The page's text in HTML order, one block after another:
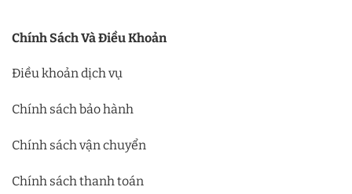
Chính Sách Và Điều Khoản
Điều khoản dịch vụ
Chính sách bảo hành
Chính sách vận chuyển
Chính sách thanh toán